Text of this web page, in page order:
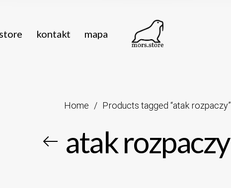
kontakt mapa
Home / Products tagged “atak rozpaczy”
atak rozpaczy